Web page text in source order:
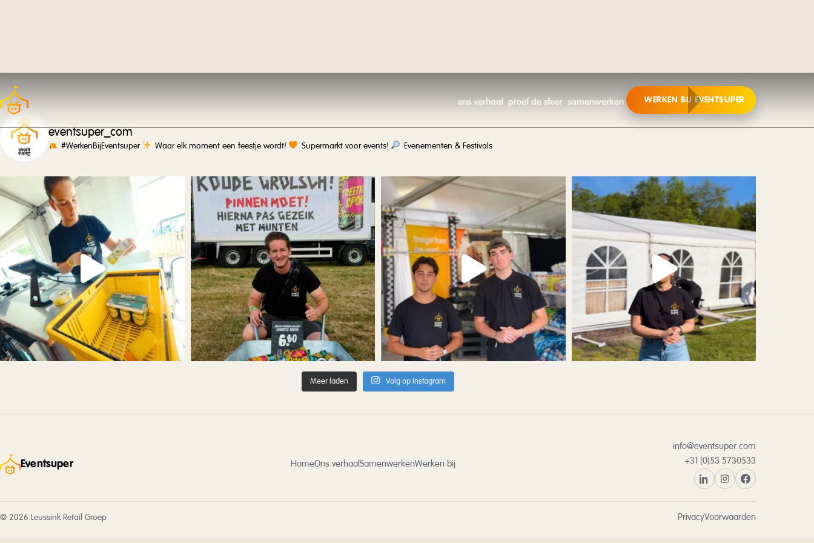
ons verhaal proef de sfeer samenwerken WERKEN BIJ EVENTSUPER
eventsuper_com
#WerkenBijEventsuper Waar elk moment een feestje wordt! Supermarkt voor events! Evenementen & Festivals
Meer laden Volg op Instagram
Eventsuper HomeOns verhaalSamenwerkenWerken bij
info@eventsuper.com
+31 (0)53 5730533
© 2026 Leussink Retail Groep PrivacyVoorwaarden